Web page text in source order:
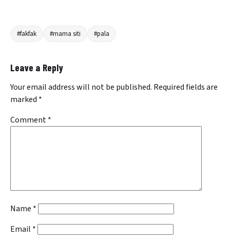
#fakfak #mama siti #pala
Leave a Reply
Your email address will not be published. Required fields are
marked *
Comment*
Name *
Email *